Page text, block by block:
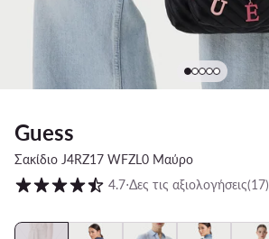
Guess
Σακίδιο J4RZ17 WFZL0 Μαύρο
Βαθμολογία πελατών σε κλίμακα 1 έως 5
4.7⋅Δες τις αξιολογήσεις(17)